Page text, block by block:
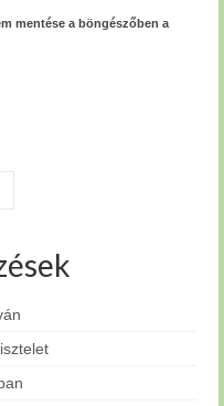
mentése a böngészőben a